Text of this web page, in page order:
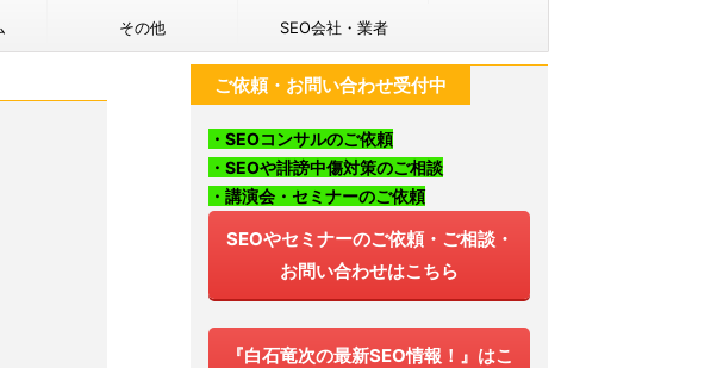
その他 SEO会社・業者
ご依頼・お問い合わせ受付中
・SEOコンサルのご依頼
・SEOや誹謗中傷対策のご相談
・講演会・セミナーのご依頼
SEOやセミナーのご依頼・ご相談・
お問い合わせはこちら
『白石竜次の最新SEO情報！』はこ